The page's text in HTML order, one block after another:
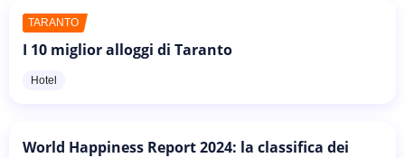
TARANTO
I 10 miglior alloggi di Taranto
Hotel
World Happiness Report 2024: la classifica dei